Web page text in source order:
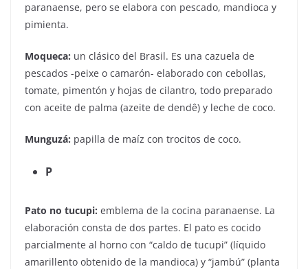
paranaense, pero se elabora con pescado, mandioca y
pimienta.
Moqueca: un clásico del Brasil. Es una cazuela de
pescados -peixe o camarón- elaborado con cebollas,
tomate, pimentón y hojas de cilantro, todo preparado
con aceite de palma (azeite de dendê) y leche de coco.
Munguzá: papilla de maíz con trocitos de coco.
P
Pato no tucupi: emblema de la cocina paranaense. La
elaboración consta de dos partes. El pato es cocido
parcialmente al horno con “caldo de tucupi” (líquido
amarillento obtenido de la mandioca) y “jambú” (planta